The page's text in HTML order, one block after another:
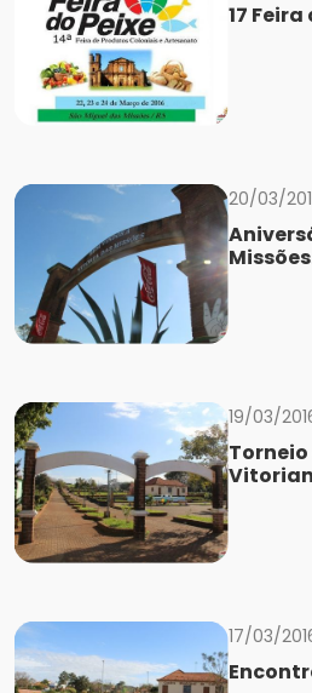
17 Feira
20/03/
19/03/
Torneio
17/03/